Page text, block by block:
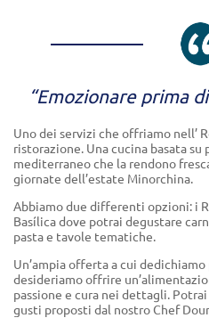
“Emozionare prima
Uno dei servizi che offriamo nell’
ristorazione. Una cucina basata
mediterraneo che la rendono
giornate dell’estate Minorchina.
Abbiamo due differenti opzioni: i
Basílica dove potrai degustare
pasta e tavole tematiche.
Un’ampia offerta a cui
desideriamo offrire
passione e cura nei dettagli.
gusti proposti dal nostro Chef